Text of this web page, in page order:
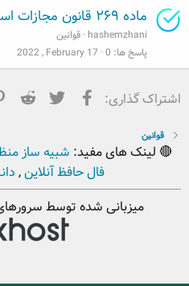
ماده ۲۶۹ قانون مجازات اسلامی
hashemzhani قوانین
پاسخ ها 0
2022 , February 17
اشتراک گذاری: فیسبوکتویتر
قوانین
🔴 لینک های مفید: شبیه ساز
فال حافظ آنلاین,
میزبانی شده توسط